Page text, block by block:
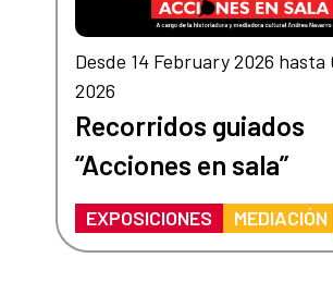
Desde 14 February 2026 hasta
2026
Recorridos guiados
“Acciones en sala”
EXPOSICIONES MEDIACIÓN